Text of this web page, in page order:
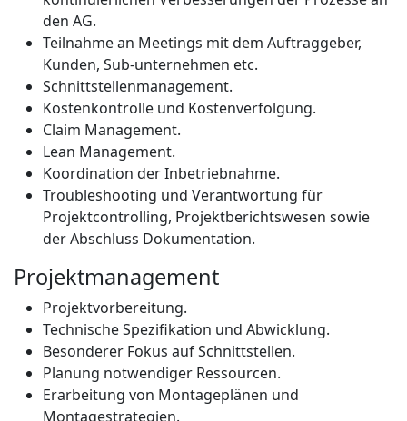
den AG.
Teilnahme an Meetings mit dem Auftraggeber,
Kunden, Sub-unternehmen etc.
Schnittstellenmanagement.
Kostenkontrolle und Kostenverfolgung.
Claim Management.
Lean Management.
Koordination der Inbetriebnahme.
Troubleshooting und Verantwortung für
Projektcontrolling, Projektberichtswesen sowie
der Abschluss Dokumentation.
Projektmanagement
Projektvorbereitung.
Technische Spezifikation und Abwicklung.
Besonderer Fokus auf Schnittstellen.
Planung notwendiger Ressourcen.
Erarbeitung von Montageplänen und
Montagestrategien.